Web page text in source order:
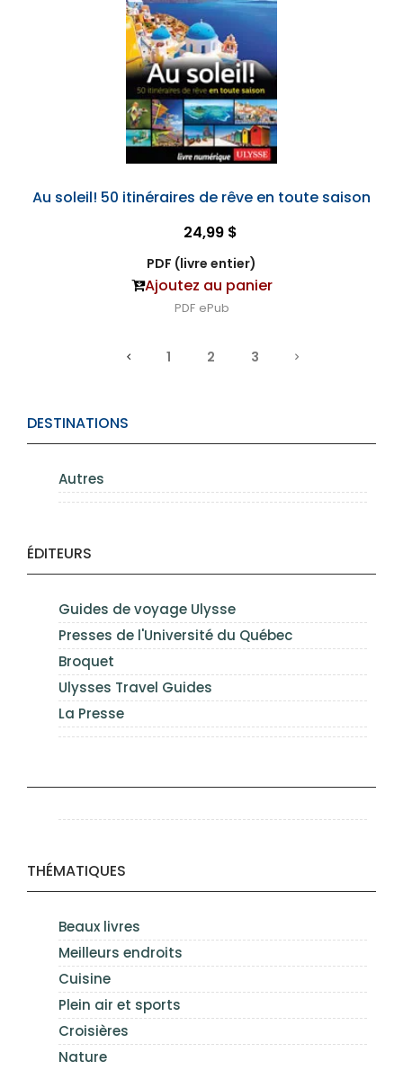
DESTINATIONS
Autres
ÉDITEURS
Guides de voyage Ulysse
Presses de l'Université du Québec
Broquet
Ulysses Travel Guides
La Presse
THÉMATIQUES
Beaux livres
Meilleurs endroits
Cuisine
Plein air et sports
Croisières
Nature
Au soleil! 50 itinéraires de rêve en toute saison
24,99 $
PDF (livre entier)
Ajoutez au panier
PDF ePub
1 2 3